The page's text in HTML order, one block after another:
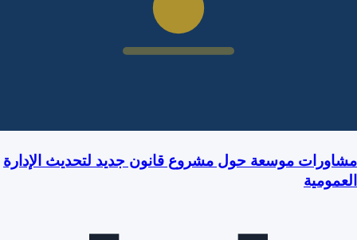
مشاورات موسعة حول مشروع قانون جديد لتحديث الإدارة
العمومية